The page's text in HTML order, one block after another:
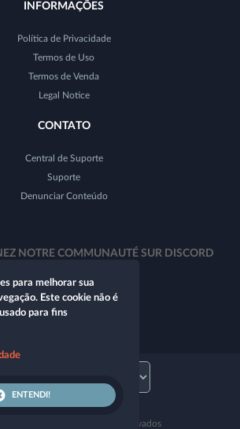
INFORMAÇÕES
Política de Privacidade
Termos de Uso
Termos de Venda
Legal Notice
CONTATO
Central de Suporte
Suporte
Denunciar Conteúdo
NOTRE COMMUNAUTÉ SUR DISCORD
Role. Todos os direitos reservados
para melhorar sua
Este cookie não é
para fins
ENTENDI!